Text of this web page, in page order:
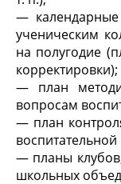
—
ученическим
на полугодие
корректировки);
— план
вопросам
— план
— планы
школьных